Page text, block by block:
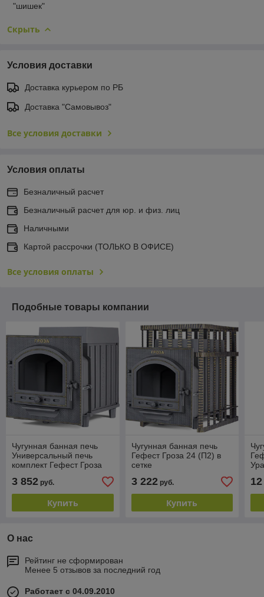
"шишек"
Скрыть
Условия доставки
Доставка курьером по РБ
Доставка "Самовывоз"
Все условия доставки
Условия оплаты
Безналичный расчет
Безналичный расчет для юр. и физ. лиц
Наличными
Картой рассрочки (ТОЛЬКО В ОФИСЕ)
Все условия оплаты
Подобные товары компании
Чугунная банная печь
Универсальный печь
комплект Гефест Гроза
3 852 руб.
Купить
Чугунная банная печь
Гефест Гроза 24 (П2) в
сетке
3 222руб.
Купить
О нас
Рейтинг не сформирован
Менее 5 отзывов за последний год
Работает с 04.09.2010